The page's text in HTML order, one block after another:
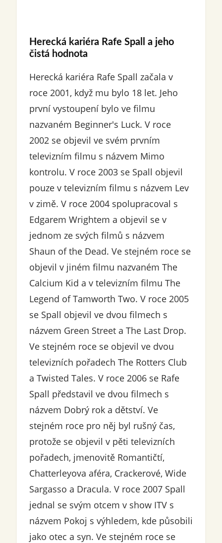
Herecká kariéra Rafe Spall a jeho
čistá hodnota
Herecká kariéra Rafe Spall začala v
roce 2001, když mu bylo 18 let. Jeho
první vystoupení bylo ve filmu
nazvaném Beginner's Luck. V roce
2002 se objevil ve svém prvním
televizním filmu s názvem Mimo
kontrolu. V roce 2003 se Spall objevil
pouze v televizním filmu s názvem Lev
v zimě. V roce 2004 spolupracoval s
Edgarem Wrightem a objevil se v
jednom ze svých filmů s názvem
Shaun of the Dead. Ve stejném roce se
objevil v jiném filmu nazvaném The
Calcium Kid a v televizním filmu The
Legend of Tamworth Two. V roce 2005
se Spall objevil ve dvou filmech s
názvem Green Street a The Last Drop.
Ve stejném roce se objevil ve dvou
televizních pořadech The Rotters Club
a Twisted Tales. V roce 2006 se Rafe
Spall představil ve dvou filmech s
názvem Dobrý rok a dětství. Ve
stejném roce pro něj byl rušný čas,
protože se objevil v pěti televizních
pořadech, jmenovitě Romantičtí,
Chatterleyova aféra, Crackerové, Wide
Sargasso a Dracula. V roce 2007 Spall
jednal se svým otcem v show ITV s
názvem Pokoj s výhledem, kde působili
jako otec a syn. Ve stejném roce se